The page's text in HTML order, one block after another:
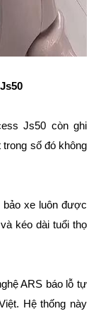
Js50 còn ghi
số đó không
bảo xe luôn được
kéo dài tuổi thọ
ARS báo lỗ tự
Hệ thống này